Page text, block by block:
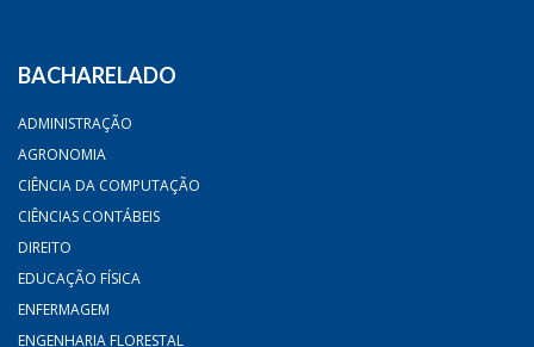
BACHARELADO
ADMINISTRAÇÃO
AGRONOMIA
CIÊNCIA DA COMPUTAÇÃO
CIÊNCIAS CONTÁBEIS
DIREITO
EDUCAÇÃO FÍSICA
ENFERMAGEM
ENGENHARIA FLORESTAL